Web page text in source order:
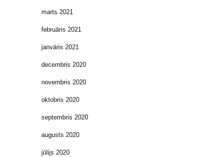
marts 2021
februāris 2021
janvāris 2021
decembris 2020
novembris 2020
oktobris 2020
septembris 2020
augusts 2020
jūlijs 2020